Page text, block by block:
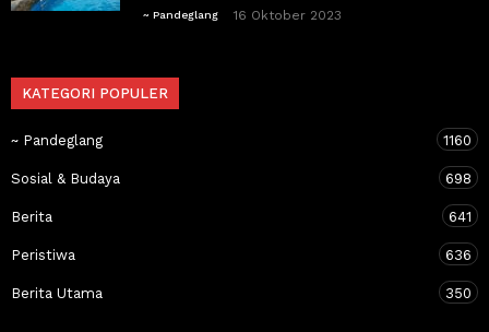
~ Pandeglang 16 Oktober 2023
KATEGORI POPULER
~ Pandeglang 1160
Sosial & Budaya 698
Berita 641
Peristiwa 636
Berita Utama 350